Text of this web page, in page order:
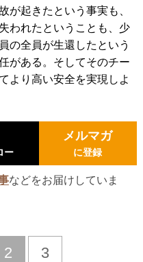
が起きたという事実も、
われたということも、少
の全員が生還したという
がある。そしてそのチー
より高い安全を実現しよ
ー
メルマガ
に登録
などをお届けしていま
2 3